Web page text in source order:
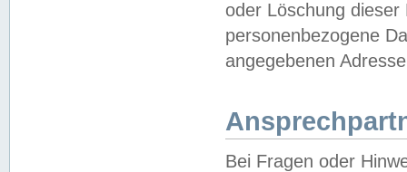
oder Löschung
personenbezogene
angegebenen
Bei Fragen oder